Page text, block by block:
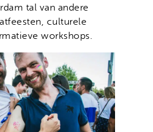
tal van andere
culturele
workshops.